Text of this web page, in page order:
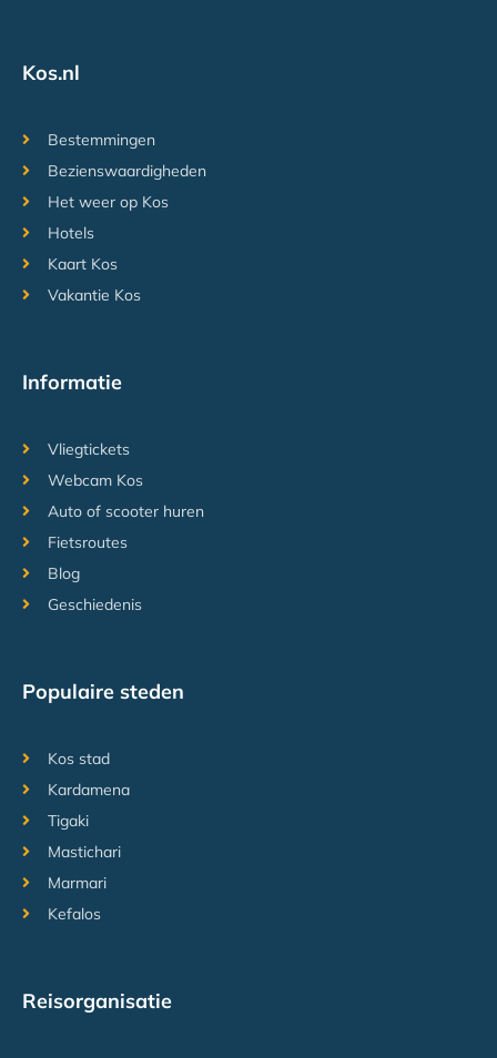
Kos.nl
Bestemmingen
Bezienswaardigheden
Het weer op Kos
Hotels
Kaart Kos
Vakantie Kos
Informatie
Vliegtickets
Webcam Kos
Auto of scooter huren
Fietsroutes
Blog
Geschiedenis
Populaire steden
Kos stad
Kardamena
Tigaki
Mastichari
Marmari
Kefalos
Reisorganisatie